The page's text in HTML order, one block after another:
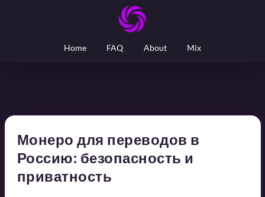
Home FAQ About Mix
Монеро для переводов в
Россию: безопасность и
приватность